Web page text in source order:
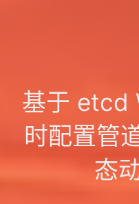
基于 etcd
时配置管
态